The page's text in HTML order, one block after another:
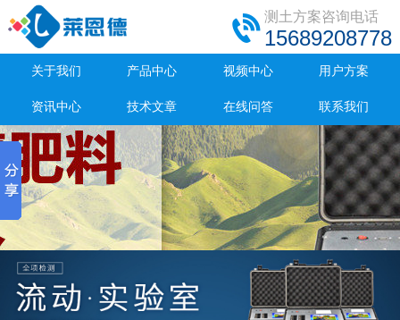
测土方案咨询电话
15689208778
关于我们 产品中心 视频中心 用户方案
资讯中心 技术文章 在线问答 联系我们